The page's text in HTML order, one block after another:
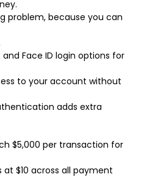
problem, because you can
Face ID login options for
to your account without
adds extra
$5,000 per transaction for
$10 across all payment